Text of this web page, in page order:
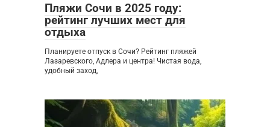
Пляжи Сочи в 2025 году:
рейтинг лучших мест для
отдыха
Планируете отпуск в Сочи? Рейтинг пляжей
Лазаревского, Адлера и центра! Чистая вода,
удобный заход,